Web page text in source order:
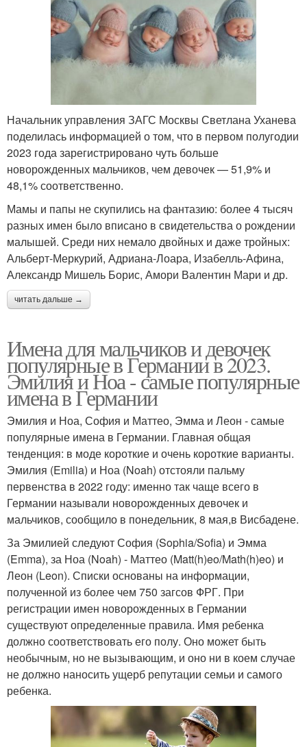
Начальник управления ЗАГС Москвы Светлана Уханева
поделилась информацией о том, что в первом полугодии
2023 года зарегистрировано чуть больше
новорожденных мальчиков, чем девочек — 51,9% и
48,1% соответственно.
Мамы и папы не скупились на фантазию: более 4 тысяч
разных имен было вписано в свидетельства о рождении
малышей. Среди них немало двойных и даже тройных:
Альберт-Меркурий, Адриана-Лоара, Изабелль-Афина,
Александр Мишель Борис, Амори Валентин Мари и др.
читать дальше →
Имена для мальчиков и девочек
популярные в Германии в 2023.
Эмилия и Ноа - самые популярные
имена в Германии
Эмилия и Ноа, София и Маттео, Эмма и Леон - самые
популярные имена в Германии. Главная общая
тенденция: в моде короткие и очень короткие варианты.
Эмилия (Emilia) и Ноа (Noah) отстояли пальму
первенства в 2022 году: именно так чаще всего в
Германии называли новорожденных девочек и
мальчиков, сообщило в понедельник, 8 мая,в Висбадене.
За Эмилией следуют София (Sophia/Sofia) и Эмма
(Emma), за Ноа (Noah) - Маттео (Matt(h)eo/Math(h)eo) и
Леон (Leon). Списки основаны на информации,
полученной из более чем 750 загсов ФРГ. При
регистрации имен новорожденных в Германии
существуют определенные правила. Имя ребенка
должно соответствовать его полу. Оно может быть
необычным, но не вызывающим, и оно ни в коем случае
не должно наносить ущерб репутации семьи и самого
ребенка.